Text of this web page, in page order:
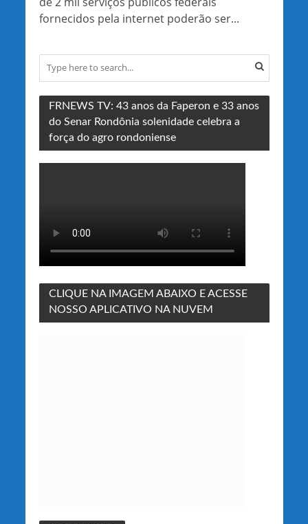
fornecidos pela internet poderão ser...
FRNEWS TV: 43 anos da Faperon e 33 anos
do Senar Rondônia solenidade celebra a
força do agro rondoniense
CLIQUE NA IMAGEM ABAIXO E ACESSE
NOSSO APLICATIVO NA NUVEM